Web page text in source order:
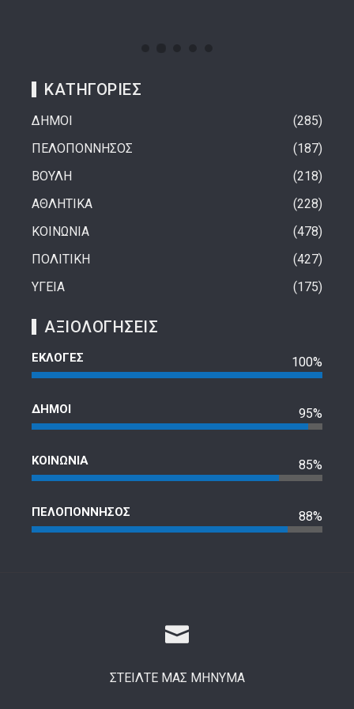
ΚΑΤΗΓΟΡΙΕΣ
ΔΗΜΟΙ
285
ΠΕΛΟΠΟΝΝΗΣΟΣ
187
ΒΟΥΛΗ
218
ΑΘΛΗΤΙΚΑ
228
ΚΟΙΝΩΝΙΑ
478
ΠΟΛΙΤΙΚΗ
427
ΥΓΕΙΑ
175
ΑΞΙΟΛΟΓΗΣΕΙΣ
ΕΚΛΟΓΕΣ 100%
ΔΗΜΟΙ 95%
ΚΟΙΝΩΝΙΑ 85%
ΠΕΛΟΠΟΝΝΗΣΟΣ 88%
ΣΤΕΙΛΤΕ ΜΑΣ ΜΗΝΥΜΑ